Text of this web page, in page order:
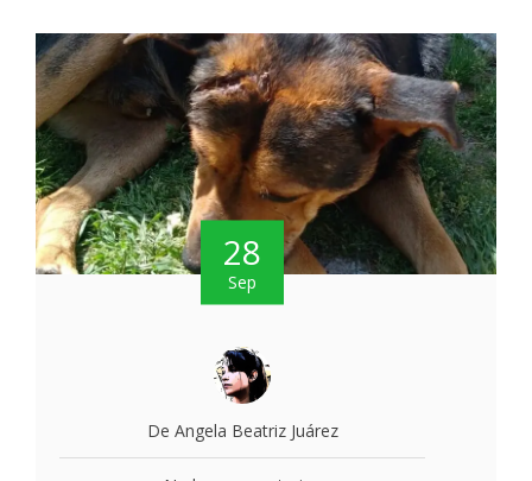
28
Sep
De Angela Beatriz Juárez